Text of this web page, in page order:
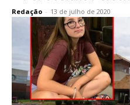
Redação - 13 de julho de 2020